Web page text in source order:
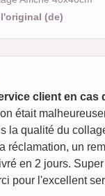
(de)
client en cas
était
la qualité du
réclamation, un
en 2 jours.
pour l'excellent